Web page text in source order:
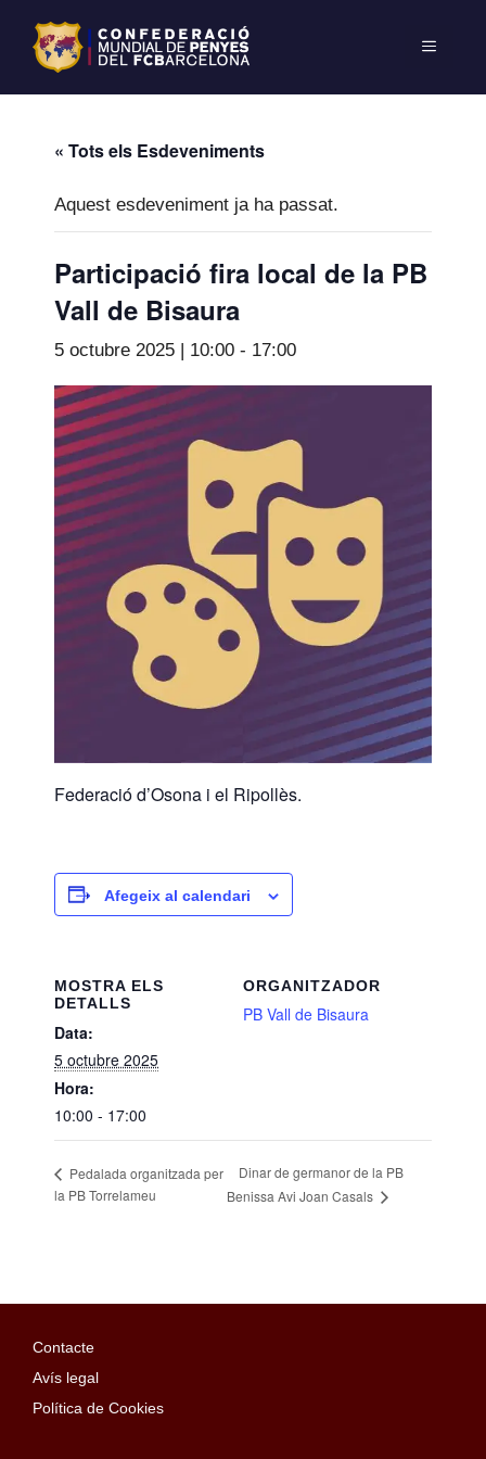
« Tots els Esdeveniments
Aquest esdeveniment ja ha passat.
Participació fira local de la PB
Vall de Bisaura
5 octubre 2025 | 10:00 - 17:00
Federació d’Osona i el Ripollès.
Afegeix al calendari
MOSTRA ELS
DETALLS
Data:
5 octubre 2025
Hora:
10:00 - 17:00
ORGANITZADOR
PB Vall de Bisaura
Pedalada organitzada per
la PB Torrelameu
Dinar de germanor de la PB
Benissa Avi Joan Casals
Contacte
Avís legal
Política de Cookies